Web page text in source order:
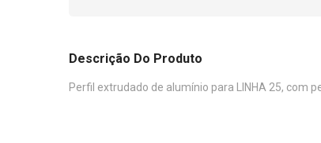
Descrição Do Produto
Perfil extrudado de alumínio para LINHA 25, com